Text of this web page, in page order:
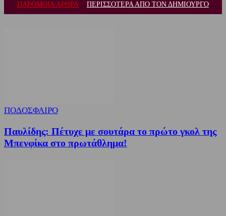
ΠΑΡΟΜΟΙΑ ΑΡΘΡΑ ΠΕΡΙΣΣΟΤΕΡΑ ΑΠΟ ΤΟΝ ΔΗΜΙΟΥΡΓΟ
ΠΟΔΟΣΦΑΙΡΟ
Παυλίδης: Πέτυχε με σουτάρα το πρώτο γκολ της
Μπενφίκα στο πρωτάθλημα!